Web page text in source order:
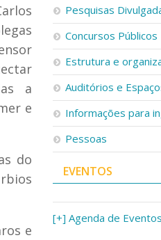
a
e
do
e
Pesquisas
Concursos Públicos
Estrutura e
Auditórios e
Informações para
Pessoas
EVENTOS
[+] Agenda de Eventos